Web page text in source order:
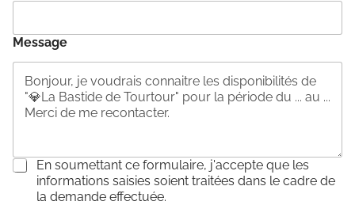
Message
C
En soumettant ce formulaire, j'accepte que les
informations saisies soient traitées dans le cadre de
la demande effectuée.